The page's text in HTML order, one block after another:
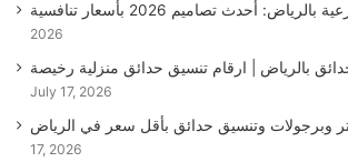
أحدث تصاميم 2026 بأسعار تنافسية
2026
بالرياض | ارقام تنسيق حدائق منزلية رخيصة
July 17, 2026
وبرجولات وتنسيق حدائق بأقل سعر في الرياض
17, 2026